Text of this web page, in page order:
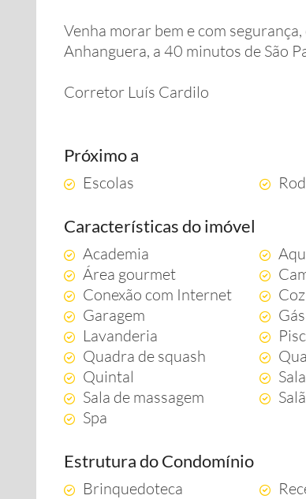
Venha morar bem e com
Anhanguera, a 40 minutos de São
Corretor Luís Cardilo
Próximo a
Escolas
Características do imóvel
Academia
Área gourmet
Conexão com Internet
Garagem
Lavanderia
Quadra de squash
Quintal
Sala de massagem
Spa
Estrutura do Condomínio
Brinquedoteca